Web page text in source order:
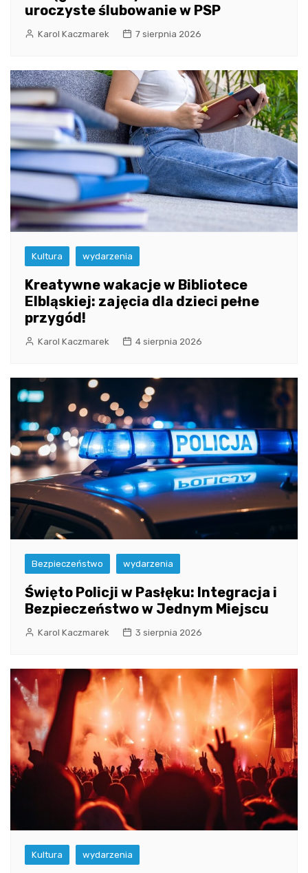
uroczyste ślubowanie w PSP
Karol Kaczmarek 7 sierpnia 2026
Kultura wydarzenia
Kreatywne wakacje w Bibliotece
Elbląskiej: zajęcia dla dzieci pełne
przygód!
Karol Kaczmarek 4 sierpnia 2026
Bezpieczeństwo wydarzenia
Święto Policji w Pasłęku: Integracja i
Bezpieczeństwo w Jednym Miejscu
Karol Kaczmarek 3 sierpnia 2026
Kultura wydarzenia